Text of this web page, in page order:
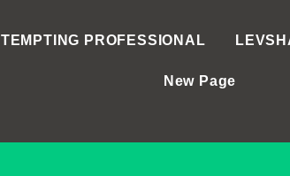
TEMPTING PROFESSIONAL
New Page